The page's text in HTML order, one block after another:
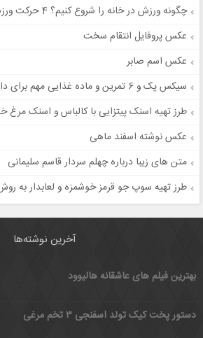
چگونه ورزش در خانه را شروع کنیم؟ 4 حرکت ورزشی مهم در خانه
عکس پروفایل انتقام سخت
عکس اسم صابر
سیکس پک و 6 تمرین و ماده غذایی مهم برای داشتن شکم شش تکه
طرز تهیه اسنک پیتزایی با کالباس و اسنک
عکس نوشته اسفند ماهی
متن های زیبا درباره چهلم سردار قاسم سلیمانی
طرز تهیه سوپ جو قرمز خوشمزه و لعابدار به
آخرین نوشته‌ها
بهترین فیلم های عاشقانه هالیوود
دستور پخت کیک تولد اسفنجی ۳ تخم مرغی